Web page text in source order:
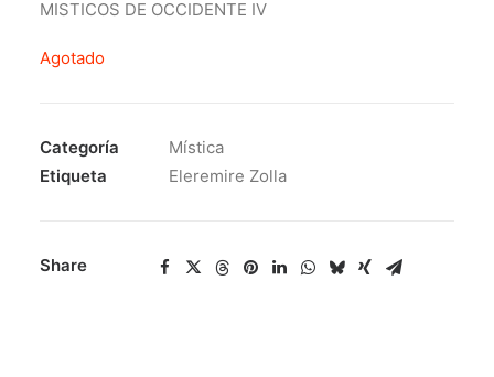
MISTICOS DE OCCIDENTE IV
Agotado
Categoría
Mística
Etiqueta
Eleremire Zolla
Share